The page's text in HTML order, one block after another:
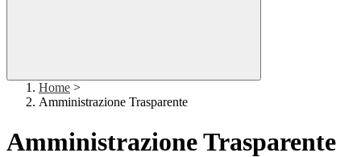
Home >
Amministrazione Trasparente
Amministrazione Trasparente